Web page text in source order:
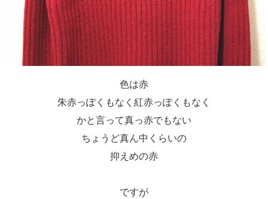
色は赤
朱赤っぽくもなく紅赤っぽくもなく
かと言って真っ赤でもない
ちょうど真ん中くらいの
抑えめの赤
ですが